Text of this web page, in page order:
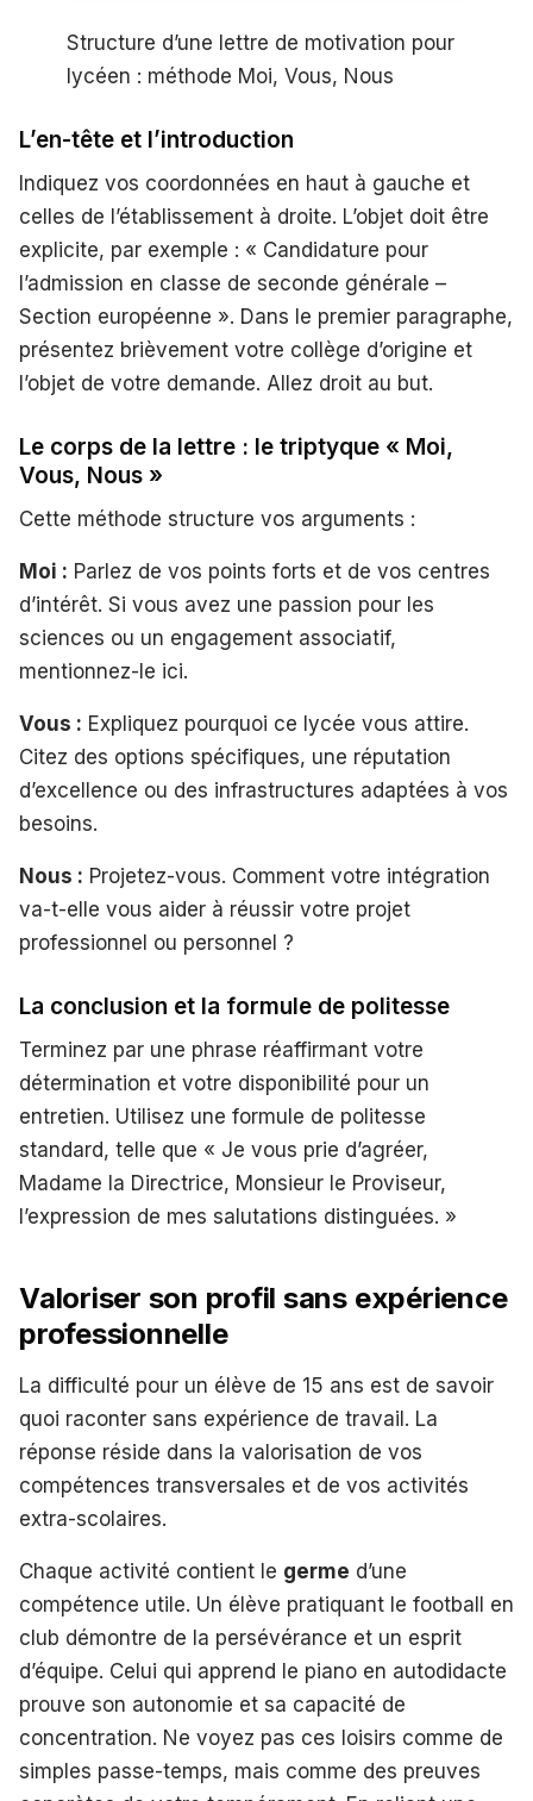
Structure d’une lettre de motivation pour
lycéen : méthode Moi, Vous, Nous
L’en-tête et l’introduction
Indiquez vos coordonnées en haut à gauche et
celles de l’établissement à droite. L’objet doit être
explicite, par exemple : « Candidature pour
l’admission en classe de seconde générale –
Section européenne ». Dans le premier paragraphe,
présentez brièvement votre collège d’origine et
l’objet de votre demande. Allez droit au but.
Le corps de la lettre : le triptyque « Moi,
Vous, Nous »
Cette méthode structure vos arguments :
Moi : Parlez de vos points forts et de vos centres
d’intérêt. Si vous avez une passion pour les
sciences ou un engagement associatif,
mentionnez-le ici.
Vous : Expliquez pourquoi ce lycée vous attire.
Citez des options spécifiques, une réputation
d’excellence ou des infrastructures adaptées à vos
besoins.
Nous : Projetez-vous. Comment votre intégration
va-t-elle vous aider à réussir votre projet
professionnel ou personnel ?
La conclusion et la formule de politesse
Terminez par une phrase réaffirmant votre
détermination et votre disponibilité pour un
entretien. Utilisez une formule de politesse
standard, telle que « Je vous prie d’agréer,
Madame la Directrice, Monsieur le Proviseur,
l’expression de mes salutations distinguées. »
Valoriser son profil sans expérience
professionnelle
La difficulté pour un élève de 15 ans est de savoir
quoi raconter sans expérience de travail. La
réponse réside dans la valorisation de vos
compétences transversales et de vos activités
extra-scolaires.
Chaque activité contient le germe d’une
compétence utile. Un élève pratiquant le football en
club démontre de la persévérance et un esprit
d’équipe. Celui qui apprend le piano en autodidacte
prouve son autonomie et sa capacité de
concentration. Ne voyez pas ces loisirs comme de
simples passe-temps, mais comme des preuves